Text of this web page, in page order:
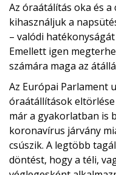
Az óraátálítás oka és
kihasználjuk a
– valódi
Emellett igen
számára maga az
Az Európai Parlament
óraátállítások
már a gyakorlatban is
koronavírus járvány
csúszik. A legtöbb
döntést, hogy a téli,